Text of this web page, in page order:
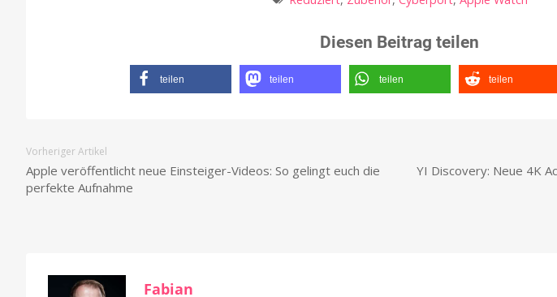
Diesen Beitrag teilen
teilen teilen teilen teilen
Vorheriger Artikel
Apple veröffentlicht neue Einsteiger-Videos: So gelingt euch die
perfekte Aufnahme
YI Discovery: Neue 4K
Fabian